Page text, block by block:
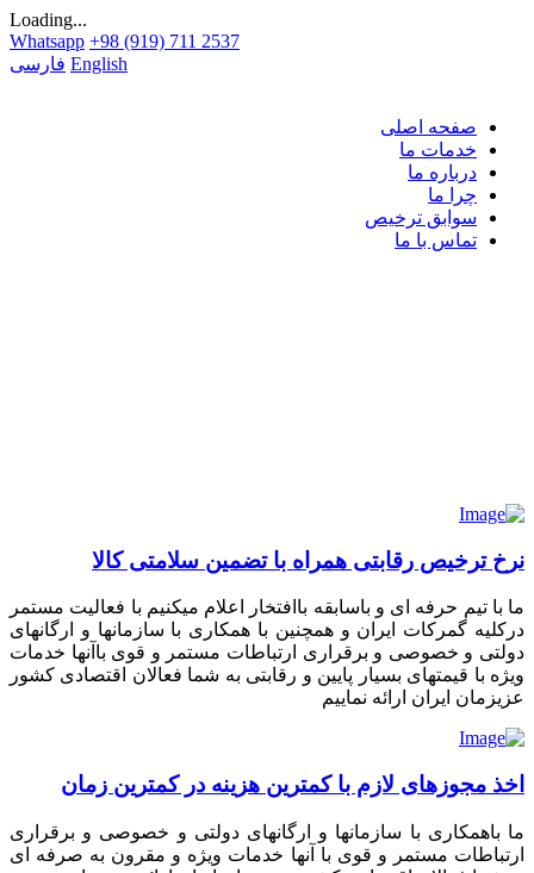
Loading...
Whatsapp +98 (919) 711 2537
فارسی English
صفحه اصلی
خدمات ما
درباره ما
چرا ما
سوابق ترخیص
تماس با ما
نرخ ترخیص رقابتی همراه با تضمین سلامتی کالا
ما با تیم حرفه ای و باسابقه باافتخار اعلام میکنیم با فعالیت مستمر
درکلیه گمرکات ایران و همچنین با همکاری با سازمانها و ارگانهای
دولتی و خصوصی و برقراری ارتباطات مستمر و قوی باآنها خدمات
ویژه با قیمتهای بسیار پایین و رقابتی به شما فعالان اقتصادی کشور
عزیزمان ایران ارائه نماییم
اخذ مجوزهای لازم با کمترین هزینه در کمترین زمان
ما باهمکاری با سازمانها و ارگانهای دولتی و خصوصی و برقراری
ارتباطات مستمر و قوی با آنها خدمات ویژه و مقرون به صرفه ای